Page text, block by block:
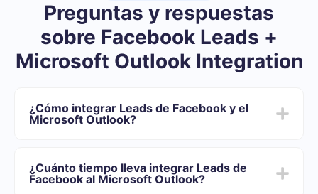
Preguntas y respuestas
sobre Facebook Leads +
Microsoft Outlook Integration
¿Cómo integrar Leads de Facebook y el
Microsoft Outlook?
Outlook
Active la actualización automática
¿Cuánto tiempo lleva integrar Leads de
Facebook al Microsoft Outlook?